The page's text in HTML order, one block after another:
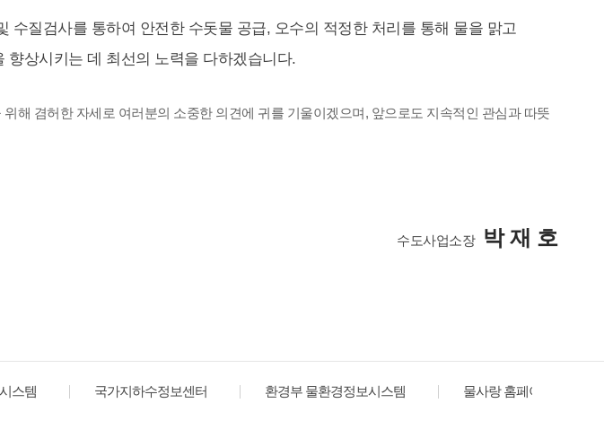
수질검사를 통하여 안전한 수돗물 공급, 오수의 적정한 처리를 통해 물을 맑고
상시키는 데 최선의 노력을 다하겠습니다.
해 겸허한 자세로 여러분의 소중한 의견에 귀를 기울이겠으며, 앞으로도 지속적인 관심과 따뜻
수도사업소장 박 재 호
스템 국가지하수정보센터 환경부 물환경정보시스템 물사랑 홈페이지